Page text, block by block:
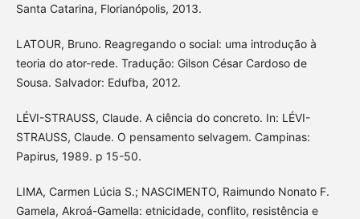
Santa Catarina, Florianópolis, 2013.
LATOUR, Bruno. Reagregando o social: uma introdução à
teoria do ator-rede. Tradução: Gilson César Cardoso de
Sousa. Salvador: Edufba, 2012.
LÉVI-STRAUSS, Claude. A ciência do concreto. In: LÉVI-
STRAUSS, Claude. O pensamento selvagem. Campinas:
Papirus, 1989. p 15-50.
LIMA, Carmen Lúcia S.; NASCIMENTO, Raimundo Nonato F.
Gamela, Akroá-Gamella: etnicidade, conflito, resistência e